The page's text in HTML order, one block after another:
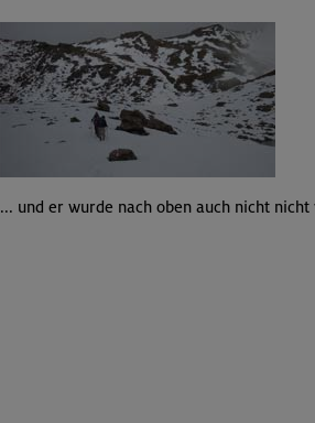
... und er wurde nach oben auch nicht nicht